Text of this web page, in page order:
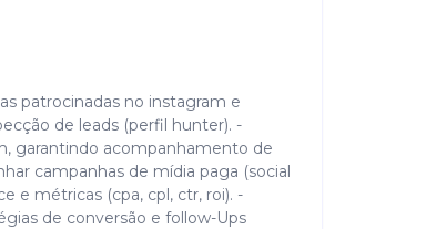
patrocinadas no instagram e
de leads (perfil hunter). -
garantindo acompanhamento de
campanhas de mídia paga (social
e métricas (cpa, cpl, ctr, roi). -
de conversão e follow-Ups